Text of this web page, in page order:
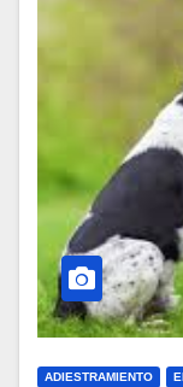
ADIESTRAMIENTO